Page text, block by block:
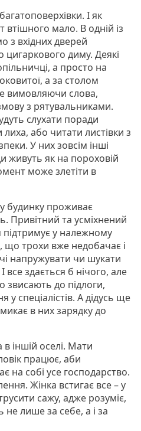
І як
втішного мало. В одній із
з вхідних дверей
цигаркового диму. Деякі
а просто на
а за столом
вимовляючи слова,
з рятувальниками.
слухати поради
лиха, або читати листівки з
У них зовсім інші
живуть як на пороховій
може злетіти в
будинку проживає
Привітний та усміхнений
підтримує у належному
трохи вже недобачає і
напружувати чи шукати
все здається б нічого, але
звисають до підлоги,
спеціалістів. А дідусь ще
в них зарядку до
іншій оселі. Мати
працює, аби
на собі усе господарство.
Жінка встигає все – у
сажу, адже розуміє,
не лише за себе, а і за